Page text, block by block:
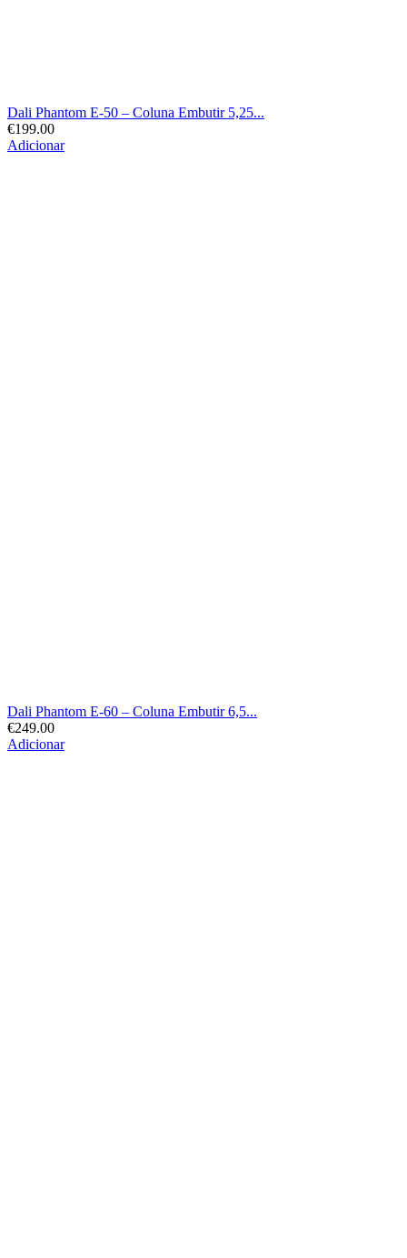
Dali Phantom E-50 – Coluna Embutir 5,25...
€199.00
Adicionar
Dali Phantom E-60 – Coluna Embutir 6,5...
€249.00
Adicionar